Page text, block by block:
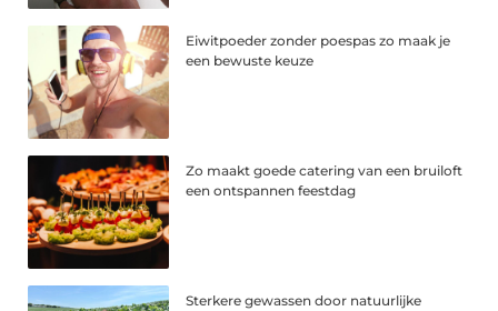
Eiwitpoeder zonder poespas zo maak je
een bewuste keuze
Zo maakt goede catering van een bruiloft
een ontspannen feestdag
Sterkere gewassen door natuurlijke